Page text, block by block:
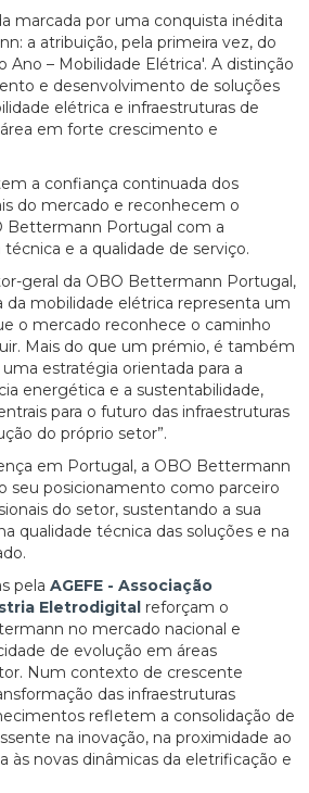
marcada por uma conquista inédita
a atribuição, pela primeira vez, do
Ano – Mobilidade Elétrica'. A distinção
e desenvolvimento de soluções
elétrica e infraestruturas de
em forte crescimento e
a confiança continuada dos
do mercado e reconhecem o
Bettermann Portugal com a
técnica e a qualidade de serviço.
geral da OBO Bettermann Portugal,
da mobilidade elétrica representa um
o mercado reconhece o caminho
Mais do que um prémio, é também
estratégia orientada para a
energética e a sustentabilidade,
para o futuro das infraestruturas
do próprio setor”.
em Portugal, a OBO Bettermann
seu posicionamento como parceiro
do setor, sustentando a sua
qualidade técnica das soluções e na
pela AGEFE - Associação
Eletrodigital reforçam o
no mercado nacional e
de evolução em áreas
Num contexto de crescente
das infraestruturas
refletem a consolidação de
na inovação, na proximidade ao
às novas dinâmicas da eletrificação e